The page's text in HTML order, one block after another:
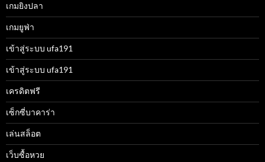
เกมยิงปลา
เกมยูฟ่า
เข้าสู่ระบบ ufa191
เข้าสู่ระบบ ufa191
เครดิตฟรี
เซ็กซี่บาคาร่า
เล่นสล็อต
เว็บซื้อหวย